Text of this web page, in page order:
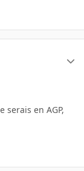
serais en AGP,